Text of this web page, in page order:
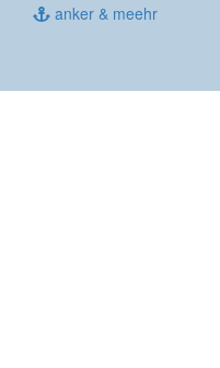
anker & meehr